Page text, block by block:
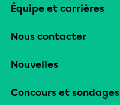
Équipe et carrières
Nous contacter
Nouvelles
Concours et sondages